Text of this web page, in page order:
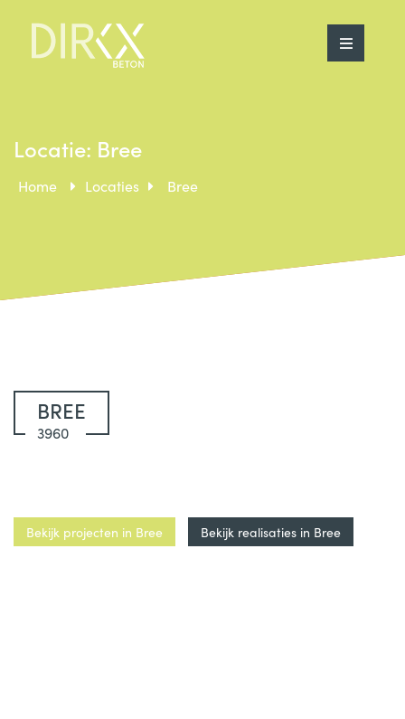
Locatie: Bree
Home Locaties Bree
BREE
3960
Bekijk projecten in Bree Bekijk realisaties in Bree